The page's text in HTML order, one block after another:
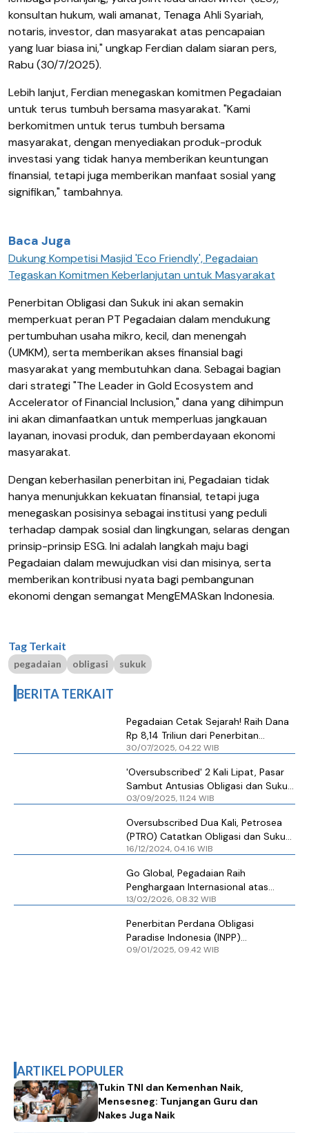
konsultan hukum, wali amanat, Tenaga Ahli Syariah,
notaris, investor, dan masyarakat atas pencapaian
yang luar biasa ini," ungkap Ferdian dalam siaran pers,
Rabu (30/7/2025).
Lebih lanjut, Ferdian menegaskan komitmen Pegadaian
untuk terus tumbuh bersama masyarakat. "Kami
berkomitmen untuk terus tumbuh bersama
masyarakat, dengan menyediakan produk-produk
investasi yang tidak hanya memberikan keuntungan
finansial, tetapi juga memberikan manfaat sosial yang
signifikan," tambahnya.
Baca Juga
Dukung Kompetisi Masjid 'Eco Friendly', Pegadaian
Tegaskan Komitmen Keberlanjutan untuk Masyarakat
Penerbitan Obligasi dan Sukuk ini akan semakin
memperkuat peran PT Pegadaian dalam mendukung
pertumbuhan usaha mikro, kecil, dan menengah
(UMKM), serta memberikan akses finansial bagi
masyarakat yang membutuhkan dana. Sebagai bagian
dari strategi "The Leader in Gold Ecosystem and
Accelerator of Financial Inclusion," dana yang dihimpun
ini akan dimanfaatkan untuk memperluas jangkauan
layanan, inovasi produk, dan pemberdayaan ekonomi
masyarakat.
Dengan keberhasilan penerbitan ini, Pegadaian tidak
hanya menunjukkan kekuatan finansial, tetapi juga
menegaskan posisinya sebagai institusi yang peduli
terhadap dampak sosial dan lingkungan, selaras dengan
prinsip-prinsip ESG. Ini adalah langkah maju bagi
Pegadaian dalam mewujudkan visi dan misinya, serta
memberikan kontribusi nyata bagi pembangunan
ekonomi dengan semangat MengEMASkan Indonesia.
Tag Terkait
pegadaian obligasi sukuk
BERITA TERKAIT
Pegadaian Cetak Sejarah! Raih Dana
Rp 8,14 Triliun dari Penerbitan
Obligasi dan Sukuk yang
30/07/2025, 04.22 WIB
'Oversubscribed' 2 Kali Lipat, Pasar
Sambut Antusias Obligasi dan Sukuk
Berkelanjutan Pegadaian
03/09/2025, 11.24 WIB
Oversubscribed Dua Kali, Petrosea
(PTRO) Catatkan Obligasi dan Sukuk
Rp 1,5 Triliun
16/12/2024, 04.16 WIB
Go Global, Pegadaian Raih
Penghargaan Internasional atas
Penerbitan Sukuk dan Social Bonds
13/02/2026, 08.32 WIB
Penerbitan Perdana Obligasi
Paradise Indonesia (INPP)
Oversubscribed Dua Kali Lipat
09/01/2025, 09.42 WIB
ARTIKEL POPULER
Tukin TNI dan Kemenhan Naik,
Mensesneg: Tunjangan Guru dan
Nakes Juga Naik